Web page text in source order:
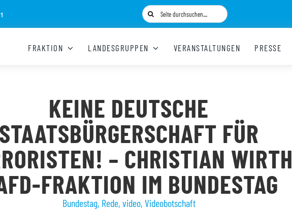
Suche
nach:
FRAKTION LANDESGRUPPEN VERANSTALTUNGEN PRESSE
KEINE DEUTSCHE
STAATSBÜRGERSCHAFT FÜR
– CHRISTIAN WIRTH
FRAKTION IM BUNDESTAG
Bundestag, Rede, video, Videobotschaft